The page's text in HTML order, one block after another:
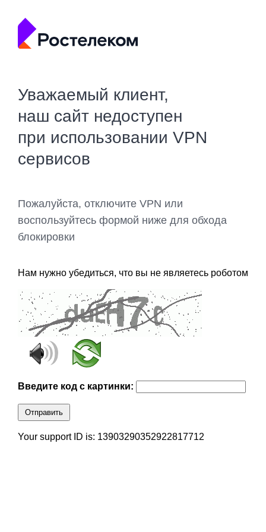
Уважаемый клиент,
наш сайт недоступен
при использовании VPN
сервисов
Пожалуйста, отключите VPN или
воспользуйтесь формой ниже для обхода
блокировки
Нам нужно убедиться, что вы не являетесь роботом
Введите код с картинки:
Отправить
Your support ID is: 13903290352922817712